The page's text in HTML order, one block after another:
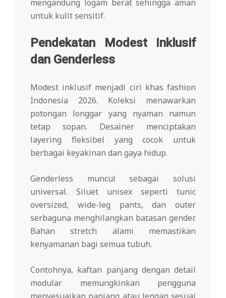
mengandung logam berat sehingga aman
untuk kulit sensitif.
Pendekatan Modest Inklusif
dan Genderless
Modest inklusif menjadi ciri khas fashion
Indonesia 2026. Koleksi menawarkan
potongan longgar yang nyaman namun
tetap sopan. Desainer menciptakan
layering fleksibel yang cocok untuk
berbagai keyakinan dan gaya hidup.
Genderless muncul sebagai solusi
universal. Siluet unisex seperti tunic
oversized, wide-leg pants, dan outer
serbaguna menghilangkan batasan gender.
Bahan stretch alami memastikan
kenyamanan bagi semua tubuh.
Contohnya, kaftan panjang dengan detail
modular memungkinkan pengguna
menyesuaikan panjang atau lengan sesuai